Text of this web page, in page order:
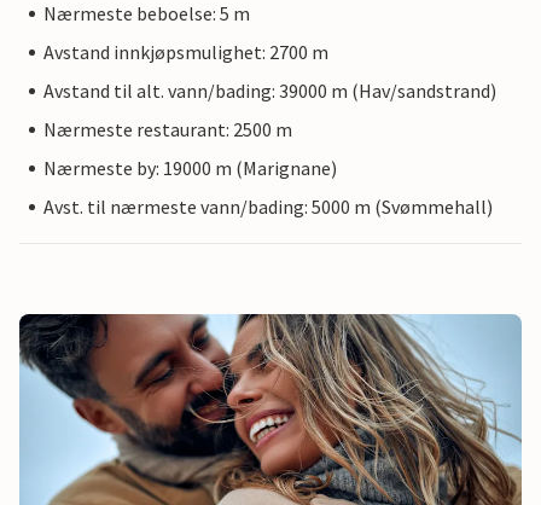
Nærmeste beboelse: 5 m
Avstand innkjøpsmulighet: 2700 m
Avstand til alt. vann/bading: 39000 m (Hav/sandstrand)
Nærmeste restaurant: 2500 m
Nærmeste by: 19000 m (Marignane)
Avst. til nærmeste vann/bading: 5000 m (Svømmehall)